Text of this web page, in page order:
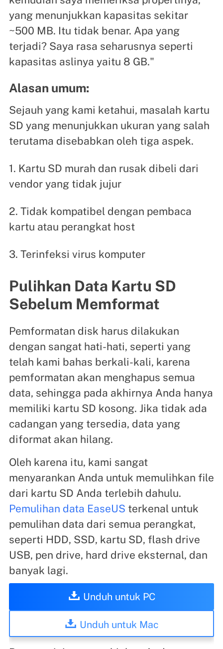
yang menunjukkan kapasitas sekitar
~500 MB. Itu tidak benar. Apa yang
terjadi? Saya rasa seharusnya seperti
kapasitas aslinya yaitu 8 GB."
Alasan umum:
Sejauh yang kami ketahui, masalah kartu
SD yang menunjukkan ukuran yang salah
terutama disebabkan oleh tiga aspek.
1. Kartu SD murah dan rusak dibeli dari
vendor yang tidak jujur
2. Tidak kompatibel dengan pembaca
kartu atau perangkat host
3. Terinfeksi virus komputer
Pulihkan Data Kartu SD
Sebelum Memformat
Pemformatan disk harus dilakukan
dengan sangat hati-hati, seperti yang
telah kami bahas berkali-kali, karena
pemformatan akan menghapus semua
data, sehingga pada akhirnya Anda hanya
memiliki kartu SD kosong. Jika tidak ada
cadangan yang tersedia, data yang
diformat akan hilang.
Oleh karena itu, kami sangat
menyarankan Anda untuk memulihkan file
dari kartu SD Anda terlebih dahulu.
Pemulihan data EaseUS terkenal untuk
pemulihan data dari semua perangkat,
seperti HDD, SSD, kartu SD, flash drive
USB, pen drive, hard drive eksternal, dan
banyak lagi.
Unduh untuk PC
Unduh untuk Mac